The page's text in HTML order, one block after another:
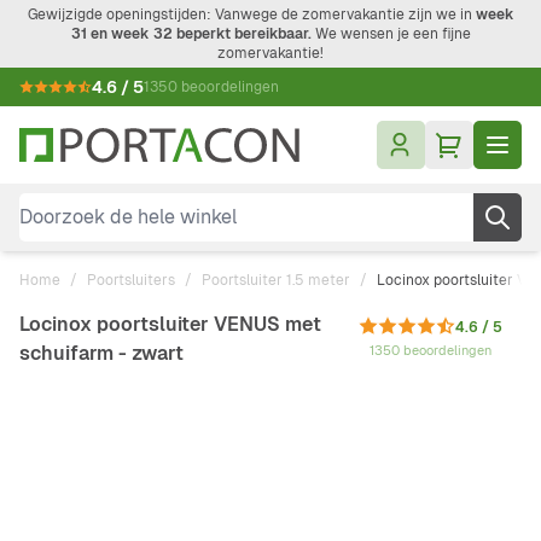
Ga naar de inhoud
Gewijzigde openingstijden: Vanwege de zomervakantie zijn we in week
31 en week 32 beperkt bereikbaar.We wensen je een fijne
zomervakantie!
4.6 / 51350 beoordelingen
Doorzoek de hele winkel
Home / Poortsluiters / Poortsluiter 1.5 meter / Locinox poortsluiter
Locinox poortsluiter VENUS met
schuifarm - zwart
4.6 / 5
1350 beoordelingen